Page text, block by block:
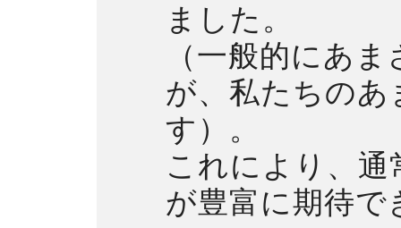
ました。
（一般的にあ
が、私たちの
す）。
これにより、
が豊富に期待